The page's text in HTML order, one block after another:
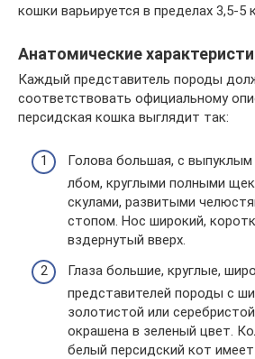
кошки варьируется в пределах 3,5-5
Анатомические
Каждый представитель породы
соответствовать официальному
персидская кошка выглядит так:
Голова большая, с
лбом, круглыми полными
скулами, развитыми
стопом. Нос широкий,
вздернутый вверх.
Глаза большие, круглые,
представителей породы с
золотистой или
окрашена в зеленый цвет.
белый персидский кот